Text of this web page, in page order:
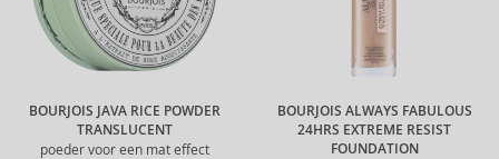
BOURJOIS JAVA RICE POWDER
TRANSLUCENT
poeder voor een mat effect
BOURJOIS ALWAYS FABULOUS
24HRS EXTREME RESIST
FOUNDATION